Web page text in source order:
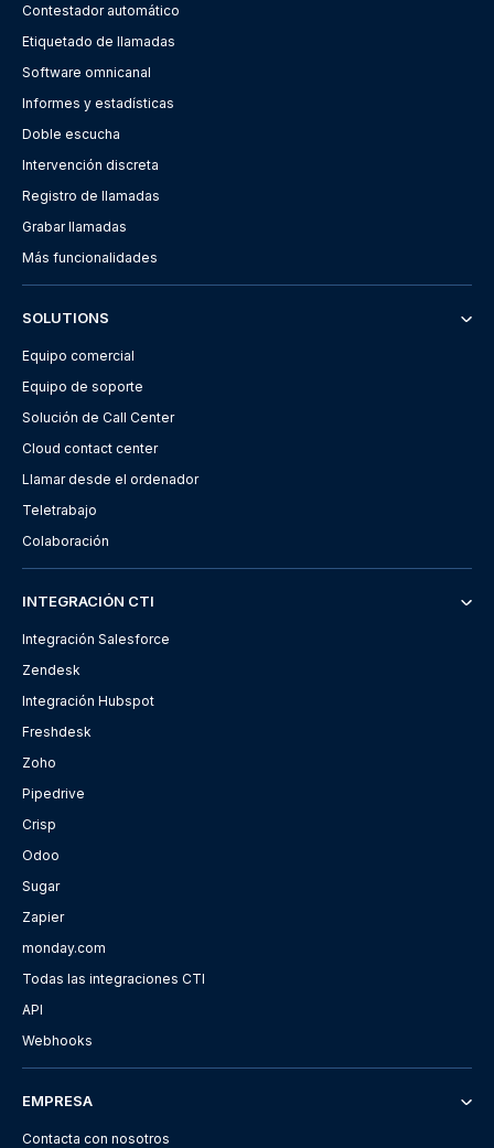
Contestador automático
Etiquetado de llamadas
Software omnicanal
Informes y estadísticas
Doble escucha
Intervención discreta
Registro de llamadas
Grabar llamadas
Más funcionalidades
SOLUTIONS
Equipo comercial
Equipo de soporte
Solución de Call Center
Cloud contact center
Llamar desde el ordenador
Teletrabajo
Colaboración
INTEGRACIÓN CTI
Integración Salesforce
Zendesk
Integración Hubspot
Freshdesk
Zoho
Pipedrive
Crisp
Odoo
Sugar
Zapier
monday.com
Todas las integraciones CTI
API
Webhooks
EMPRESA
Contacta con nosotros